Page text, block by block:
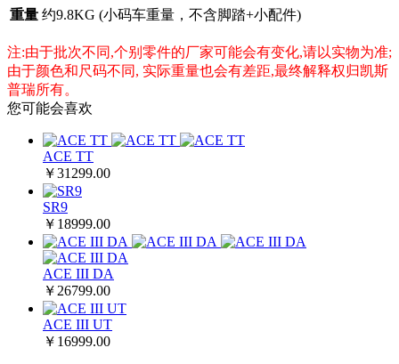
重量 约9.8KG (小码车重量，不含脚踏+小配件)
注:由于批次不同,个别零件的厂家可能会有变化,请以实物为准;
由于颜色和尺码不同, 实际重量也会有差距,最终解释权归凯斯
普瑞所有。
您可能会喜欢
ACE TT
￥31299.00
SR9
￥18999.00
ACE III DA
￥26799.00
ACE III UT
￥16999.00